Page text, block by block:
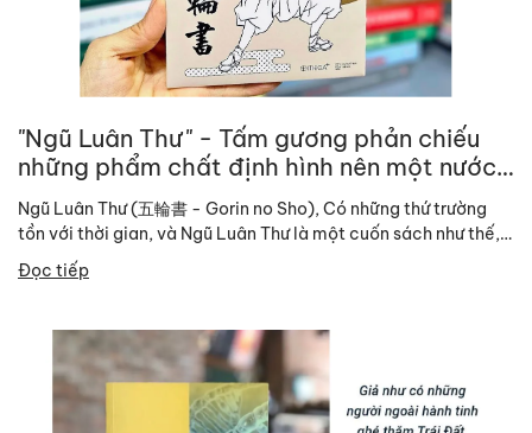
"Ngũ Luân Thư" - Tấm gương phản chiếu
những phẩm chất định hình nên một nước
Nhật Bản hiện đại
Ngũ Luân Thư (五輪書 - Gorin no Sho), Có những thứ trường
tồn với thời gian, và Ngũ Luân Thư là một cuốn sách như thế,
kiếm...
Đọc tiếp